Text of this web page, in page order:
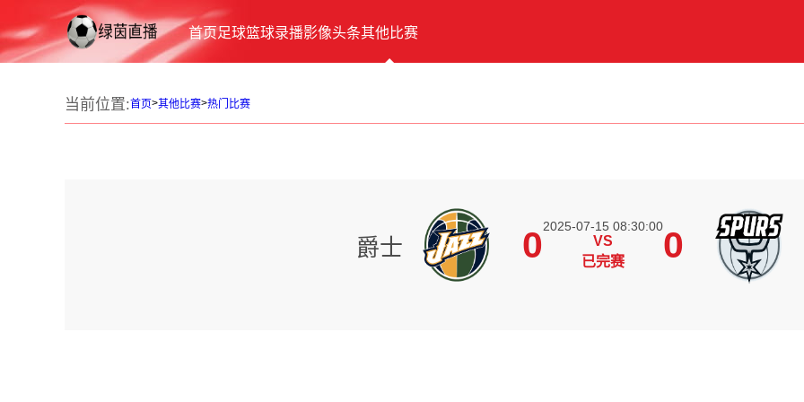
首页足球篮球录播影像头条其他比赛
当前位置:首页>其他比赛>热门比赛
爵士 02025-07-15 08:30:00
VS
已完赛
0